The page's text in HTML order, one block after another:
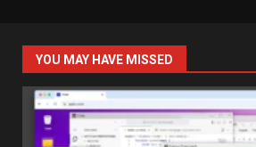
YOU MAY HAVE MISSED